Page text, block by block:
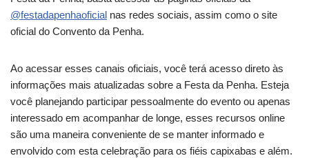
@festadapenhaoficial nas redes sociais, assim como o site
oficial do Convento da Penha.
Ao acessar esses canais oficiais, você terá acesso direto às
informações mais atualizadas sobre a Festa da Penha. Esteja
você planejando participar pessoalmente do evento ou apenas
interessado em acompanhar de longe, esses recursos online
são uma maneira conveniente de se manter informado e
envolvido com esta celebração para os fiéis capixabas e além.